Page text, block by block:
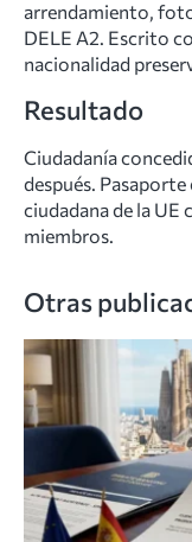
arrendamiento,
DELE A2. Escrito
nacionalidad
Resultado
Ciudadanía
después.
ciudadana de la UE
miembros.
Otras